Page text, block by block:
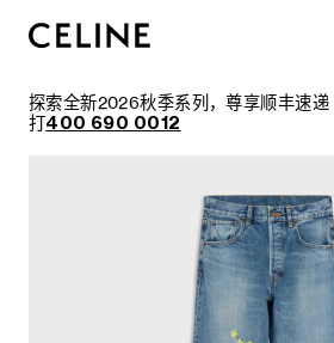
探索全新2026秋季系列，尊享顺丰速
打400 690 0012